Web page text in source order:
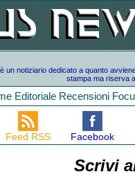
un notiziario dedicato a quanto
stampa ma riserva
Editoriale Recensioni
Feed RSS Facebook
Scrivi